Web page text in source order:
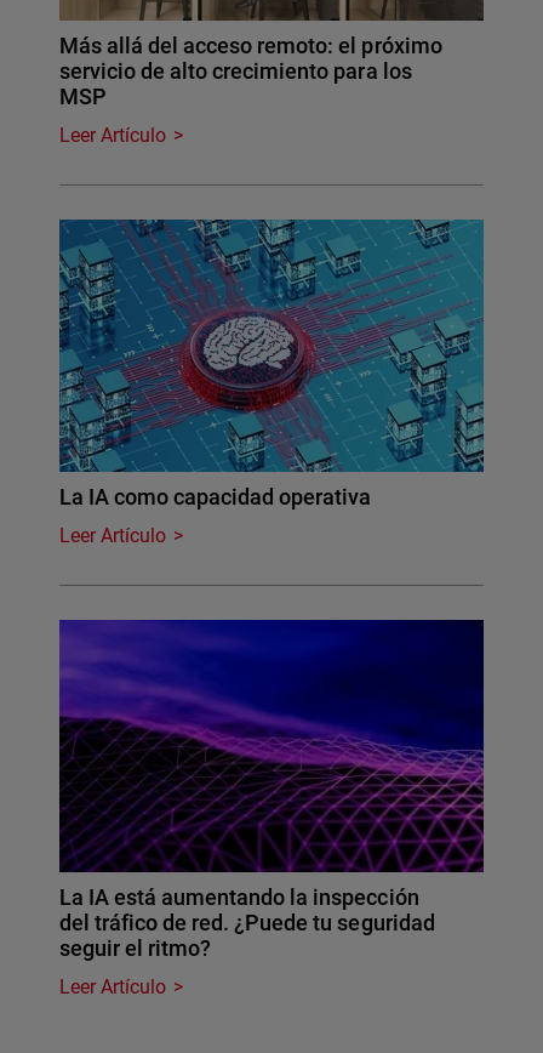
Más allá del acceso remoto: el próximo
servicio de alto crecimiento para los
MSP
Leer Artículo
La IA como capacidad operativa
Leer Artículo
La IA está aumentando la inspección
del tráfico de red. ¿Puede tu seguridad
seguir el ritmo?
Leer Artículo